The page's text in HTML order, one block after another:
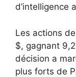
d’intelligence
Les actions
$, gagnant
décision a
plus forts de